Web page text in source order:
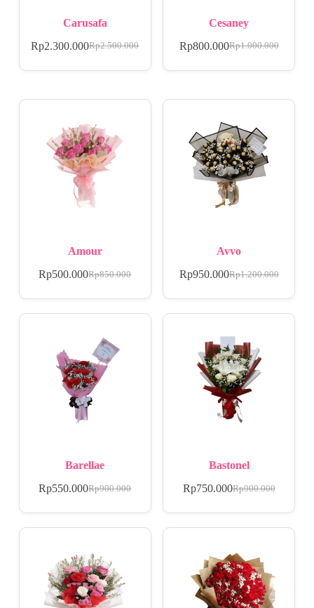
Carusafa
Rp2.500.000
Rp2.300.000
Cesaney
Rp1.000.000
Rp800.000
Amour
Rp850.000
Rp500.000
Avvo
Rp1.200.000
Rp950.000
Barellae
Rp900.000
Rp550.000
Bastonel
Rp900.000
Rp750.000